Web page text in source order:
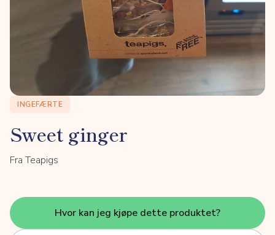
INGEFÆRTE
Sweet ginger
Fra Teapigs
Hvor kan jeg kjøpe dette produktet?